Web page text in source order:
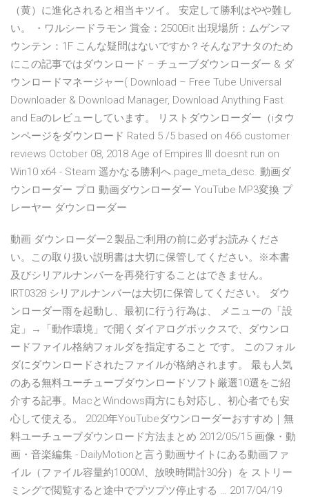
（黄）に進化されると相当キツイ。 安定して勝利はやや難し
い。 ・ワルシードラモン 賞金：2500Bit 出現場所：ムゲンマ
ウンテン：1F こんな疑問はないですか？そんなアナタのため
にこの記事ではダウンロード – チューブダウンローダー & ダ
ウンロードマネージャー( Download – Free Tube Universal
Downloader & Download Manager, Download Anything Fast
and Eaのレビューしています。 リストダウンローダー（iタウ
ンページをダウンロード Rated 5 /5 based on 466 customer
reviews October 08, 2018 Age of Empires III doesnt run on
Win10 x64 - Steam 遥かなる勝利へ.page_meta_desc. 動画ダ
ウンローダー プロ 動画ダウンローダー YouTube MP3変換 プ
レーヤー ダウンローダー
動画 ダウンローダー2 製品ご利用の前に必ずお読みくださ
い。この取り扱い説明書は大切に保管してください。※本書
及びシリアルナンバーを再発行することはできません。
IRT0328 シリアルナンバーは大切に保管してください。 ダウ
ンローダー雨を起動し、最初に行う行為は、 メニューの「設
定」→「動作環境」で開くダイアログボックスで、ダウンロ
ードファイル格納フォルダを指定すること です。 このフォル
ダにダウンロードされたファイルが格納されます。 最も人気
のある無料ユーチューブダウンロードソフト厳選10選をご紹
介する記事。MacとWindows両方にも対応し、初心者でも安
心して使える。 2020年YouTubeダウンローダーおすすめ｜無
料ユーチューブダウンロード方法まとめ 2012/05/15 画像・動
画・音楽編集 - DailyMotionと言う動画サイトにある動画ファ
イル（ファイル容量約1000M、放映時間計30分）を ストリー
ミングで閲覧すると途中でプツプツ停止する … 2017/04/19